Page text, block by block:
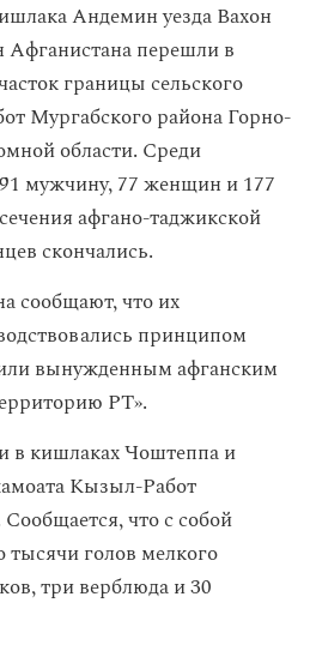
Андемин уезда Вахон
перешли в
границы сельского
Мургабского района Горно-
области. Среди
мужчину, 77 женщин и 177
афгано-таджикской
скончались.
сообщают, что их
принципом
вынужденным афганским
РТ».
в кишлаках Чоштеппа и
Кызыл-Работ
что с собой
голов мелкого
три верблюда и 30